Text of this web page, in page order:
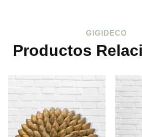
GIGIDECO
Productos